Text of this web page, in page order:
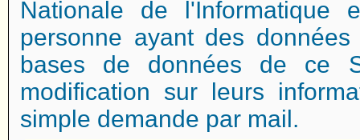
Nationale de l'Informatique
personne ayant des
bases de données de ce
modification sur leurs
simple demande par mail.